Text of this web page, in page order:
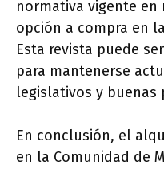
normativa vigente
opción a compra en
Esta revista puede
para mantenerse
legislativos y buenas
En conclusión, el
en la Comunidad de